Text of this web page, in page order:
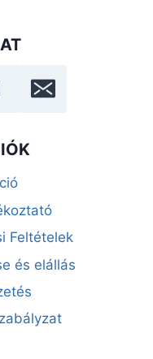
Feltételek
és elállás